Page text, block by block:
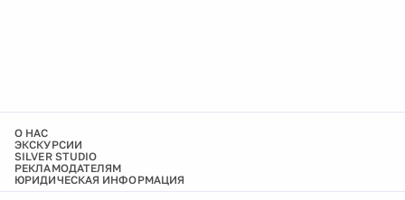
О НАС
ЭКСКУРСИИ
SILVER STUDIO
РЕКЛАМОДАТЕЛЯМ
ЮРИДИЧЕСКАЯ ИНФОРМАЦИЯ